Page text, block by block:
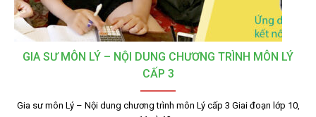
GIA SƯ MÔN LÝ – NỘI DUNG CHƯƠNG TRÌNH MÔN LÝ
CẤP 3
Gia sư môn Lý – Nội dung chương trình môn Lý cấp 3 Giai đoạn lớp 10,